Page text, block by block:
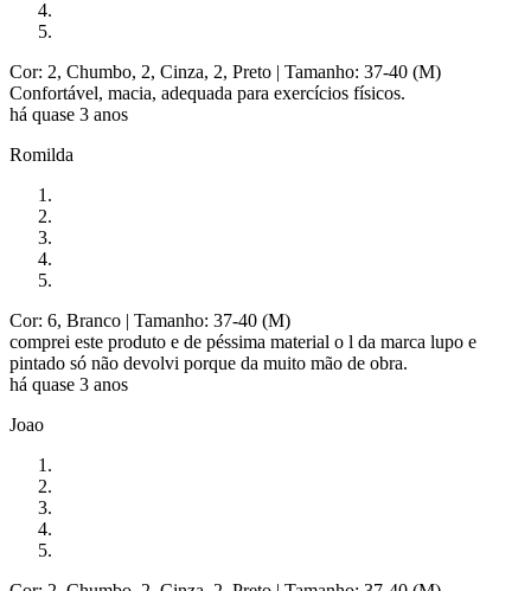
Cor: 2, Chumbo, 2, Cinza, 2, Preto | Tamanho: 37-40 (M)
Confortável, macia, adequada para exercícios físicos.
há quase 3 anos
Romilda
Cor: 6, Branco | Tamanho: 37-40 (M)
comprei este produto e de péssima material o l da marca lupo e
pintado só não devolvi porque da muito mão de obra.
há quase 3 anos
Joao